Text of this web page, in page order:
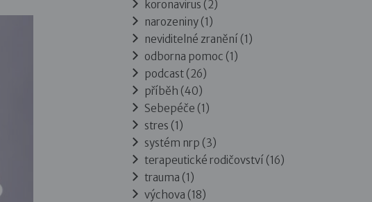
koronavirus (2)
narozeniny (1)
neviditelné zranění (1)
odborna pomoc (1)
podcast (26)
příběh (40)
Sebepéče (1)
stres (1)
systém nrp (3)
terapeutické rodičovství (16)
trauma (1)
výchova (18)